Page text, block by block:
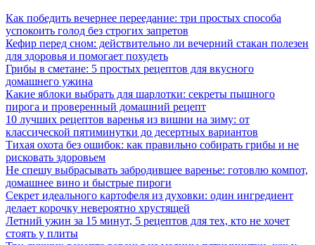
Как победить вечернее переедание: три простых способа
успокоить голод без строгих запретов
Кефир перед сном: действительно ли вечерний стакан полезен
для здоровья и помогает похудеть
Грибы в сметане: 5 простых рецептов для вкусного
домашнего ужина
Какие яблоки выбрать для шарлотки: секреты пышного
пирога и проверенный домашний рецепт
10 лучших рецептов варенья из вишни на зиму: от
классической пятиминутки до десертных вариантов
Тихая охота без ошибок: как правильно собирать грибы и не
рисковать здоровьем
Не спешу выбрасывать забродившее варенье: готовлю компот,
домашнее вино и быстрые пироги
Секрет идеального картофеля из духовки: один ингредиент
делает корочку невероятно хрустящей
Летний ужин за 15 минут, 5 рецептов для тех, кто не хочет
стоять у плиты